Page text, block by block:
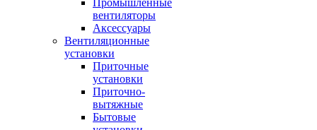
Промышленные
вентиляторы
Аксессуары
Вентиляционные
установки
Приточные
установки
Приточно-
вытяжные
Бытовые